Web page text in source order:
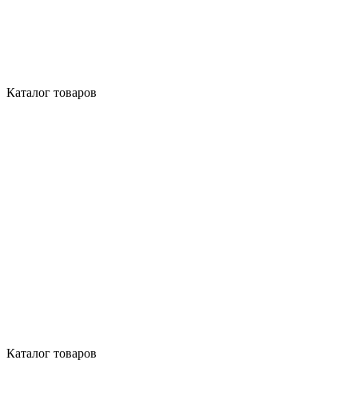
Каталог товаров
Каталог товаров